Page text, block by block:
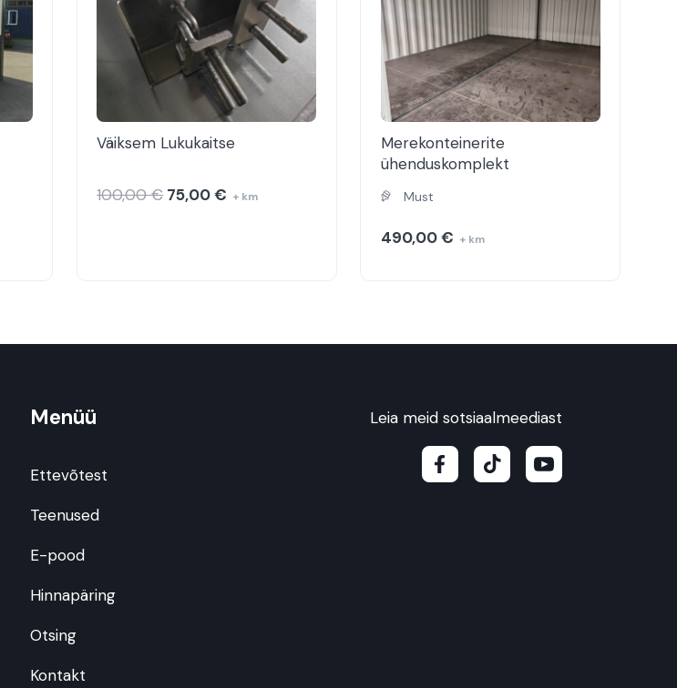
Väiksem Lukukaitse
100,00€ Algne
75,00€ Current
+ km
Merekonteinerite
ühenduskomplekt
Must
490,00€ + km
Menüü
Ettevõtest
Teenused
E-pood
Hinnapäring
Otsing
Kontakt
Leia meid sotsiaalmeediast